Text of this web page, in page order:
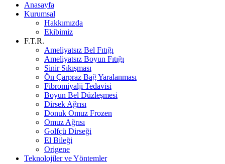
Anasayfa
Kurumsal
Hakkımızda
Ekibimiz
F.T.R.
Ameliyatsız Bel Fıtığı
Ameliyatsız Boyun Fıtığı
Sinir Sıkışması
Ön Çarpraz Bağ Yaralanması
Fibromiyalji Tedavisi
Boyun Bel Düzleşmesi
Dirsek Ağrısı
Donuk Omuz Frozen
Omuz Ağrısı
Golfçü Dirseği
El Bileği
Origene
Teknolojiler ve Yöntemler